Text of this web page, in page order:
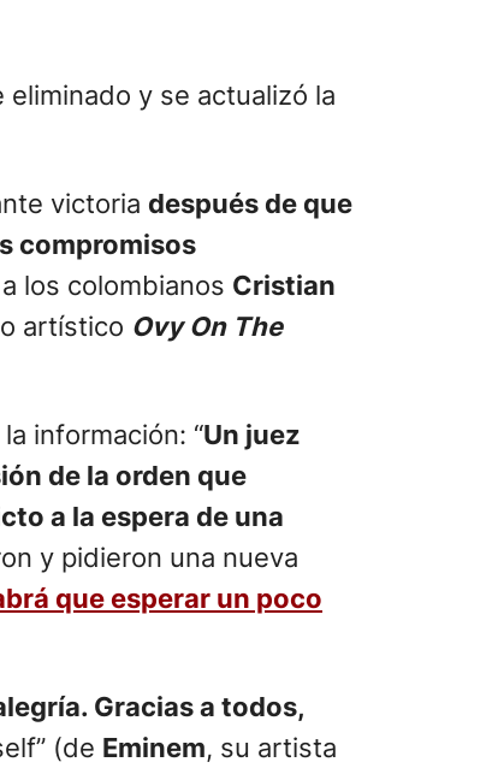
y se actualizó la
victoria después de que
compromisos
los colombianos Cristian
artístico Ovy On The
información: “Un juez
de la orden que
a la espera de una
y pidieron una nueva
que esperar un poco
Gracias a todos,
(de Eminem, su artista